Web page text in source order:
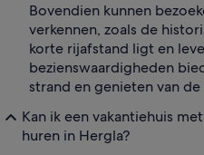
Bovendien kunnen
verkennen, zoals de
korte rijafstand ligt en
bezienswaardigheden
strand en genieten van
Kan ik een vakantiehuis
huren in Hergla?